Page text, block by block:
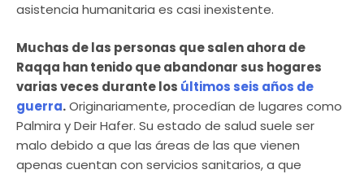
asistencia humanitaria es casi inexistente.
Muchas de las personas que salen ahora de
Raqqa han tenido que abandonar sus hogares
varias veces durante los últimos seis años de
guerra.Originariamente, procedían de lugares como
Palmira y Deir Hafer. Su estado de salud suele ser
malo debido a que las áreas de las que vienen
apenas cuentan con servicios sanitarios, a que